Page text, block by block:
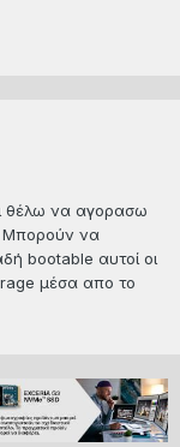
θέλω να αγορασω
Μπορούν να
bootable αυτοί οι
μέσα απο το